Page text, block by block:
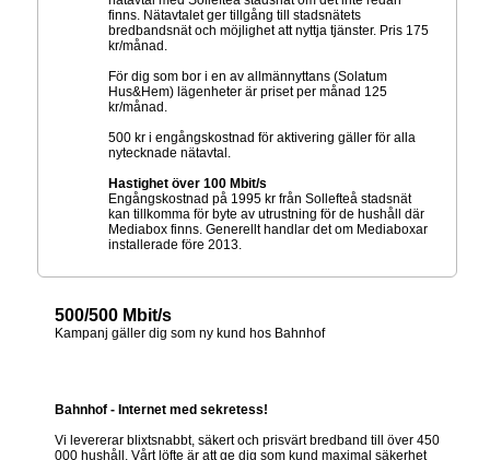
finns. Nätavtalet ger tillgång till stadsnätets
bredbandsnät och möjlighet att nyttja tjänster. Pris 175
kr/månad.
För dig som bor i en av allmännyttans (Solatum
Hus&Hem) lägenheter är priset per månad 125
kr/månad.
500 kr i engångskostnad för aktivering gäller för alla
nytecknade nätavtal.
Hastighet över 100 Mbit/s
Engångskostnad på 1995 kr från Sollefteå stadsnät
kan tillkomma för byte av utrustning för de hushåll där
Mediabox finns. Generellt handlar det om Mediaboxar
installerade före 2013.
500/500 Mbit/s
Kampanj gäller dig som ny kund hos Bahnhof
Bahnhof - Internet med sekretess!
Vi levererar blixtsnabbt, säkert och prisvärt bredband till över 450
000 hushåll. Vårt löfte är att ge dig som kund maximal säkerhet